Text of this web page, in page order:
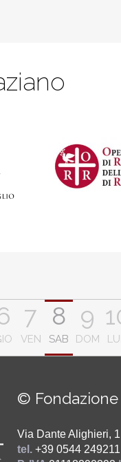
7
VEN
8
SAB
9
DOM
© Fondazione
Via Dante Alighieri,
tel. +39 0544 249211